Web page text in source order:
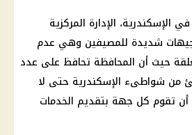
الإسكندرية، الإدارة المركزية
شديدة للمصيفين وهي عدم
حيث أن المحافظة تحافظ على عدد
من شواطىء الإسكندرية حتى لا
تقوم كل جهة بتقديم الخدمات